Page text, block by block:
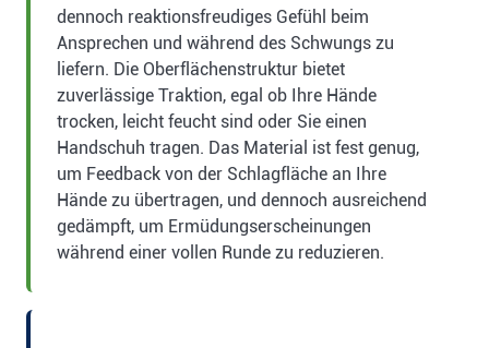
dennoch reaktionsfreudiges Gefühl beim
Ansprechen und während des Schwungs zu
liefern. Die Oberflächenstruktur bietet
zuverlässige Traktion, egal ob Ihre Hände
trocken, leicht feucht sind oder Sie einen
Handschuh tragen. Das Material ist fest genug,
um Feedback von der Schlagfläche an Ihre
Hände zu übertragen, und dennoch ausreichend
gedämpft, um Ermüdungserscheinungen
während einer vollen Runde zu reduzieren.